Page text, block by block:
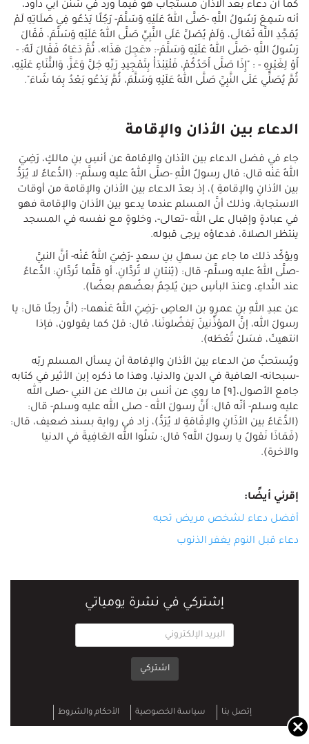
كما أن دعاء بعد الاذان مستجاب هو فيما ورد في سُنن أبي داود،
أنه سَمِعَ رَسُولُ اللَّهِ -صَلَّى اللهُ عَلَيْهِ وَسَلَّمَ- رَجُلًا يَدْعُو فِي صَلَاتِهِ لَمْ
يُمَجِّدِ اللَّهَ تَعَالَى، وَلَمْ يُصَلِّ عَلَى النَّبِيِّ صَلَّى اللهُ عَلَيْهِ وَسَلَّمَ، فَقَالَ
رَسُولُ اللَّهِ -صَلَّى اللهُ عَلَيْهِ وَسَلَّمَ-: «عَجِلَ هَذَا»، ثُمَّ دَعَاهُ فَقَالَ لَهُ: -
أَوْ لِغَيْرِهِ - : "إِذَا صَلَّى أَحَدُكُمْ، فَلْيَبْدَأْ بِتَمْجِيدِ رَبِّهِ جَلَّ وَعَزَّ، وَالثَّنَاءِ عَلَيْهِ،
ثُمَّ يُصَلِّي عَلَى النَّبِيِّ صَلَّى اللهُ عَلَيْهِ وَسَلَّمَ، ثُمَّ يَدْعُو بَعْدُ بِمَا شَاءَ".
الدعاء بين الأذان والإقامة
جاء في فضل الدعاء بين الأذان والإقامة عن أنسِ بنِ مالكٍ، رَضِيَ
اللهُ عَنْه قال: قال رسولُ اللهِ -صلَّى اللهُ عليه وسلَّم-: (الدُّعاءُ لا يُرَدُّ
بين الأذانِ والإقامةِ )، إذ بعدّ الدعاء بين الأذان والإقامة من أوقات
الاستجابة، وذلك أنَّ المسلم عندما يدعو بين الأذان والإقامة فهو
في عبادةٍ وإقبال على الله -تعالى-، وخلوةٍ مع نفسه في المسجد
ينتظر الصلاة، فدعاؤه يرجى قبوله.
ويؤكّد ذلك ما جاء عن سهلِ بنِ سعدٍ -رَضِيَ اللهُ عَنْه- أنَّ النبيَّ
-صلَّى اللهُ عليه وسلَّم- قال: (ثِنتانِ لا تُردَّانِ، أو قلَّما تُردَّانِ: الدُّعاءُ
عند النِّداءِ، وعندَ البأسِ حين يُلحِمُ بعضُهم بعضًا).
عن عبدِ اللهِ بنِ عمرِو بن العاصِ -رَضِيَ اللهُ عَنْهما-: (أنَّ رجلًا قال: يا
رسولَ الله، إنَّ المؤذِّنينَ يَفضُلونَنا، قال: قلْ كما يقولون، فإذا
انتهيتَ، فسَلْ تُعْطَه).
ويُستحبُّ من الدعاء بين الأذان والإقامة أن يسأل المسلم ربّه
-سبحانه- العافية في الدين والدنيا، وهذا ما ذكره إبن الأثير في كتابه
جامع الأصول،[٩] ما روي عن أنس بن مالك عن النبي -صلى الله
عليه وسلم- أنّه قال: أَنَّ رسولَ الله - صلى الله عليه وسلم- قال:
(الدُّعَاءُ بين الأذَانِ والإقَامَةِ لا يُرَدُّ)، زاد في رواية بسند ضعيف، قال:
(فَمَاذَا نَقولُ يا رسولَ الله؟ قال: سَلُوا الله العَافِيةَ في الدنيا
والآخرة).
إقرئي أيضًا:
أفضل دعاء لشخص مريض تحبه
دعاء قبل النوم يغفر الذنوب
إشتركي في نشرة يومياتي
اشتركي
إتصل بنا سياسة الخصوصية‎ الأحكام والشروط